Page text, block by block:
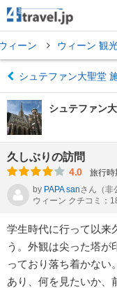
ィーン ウィーン 観
シュテファン大聖堂
シュテファン
久しぶりの訪問
4.0
旅行時
by PAPA sanさん （非
ウィーン クチコミ：
学生時代に行って以来
う。外観は尖った塔が
っており落ち着かない
あり、何を見たいか、